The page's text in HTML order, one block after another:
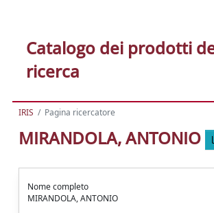
Catalogo dei prodotti
ricerca
IRIS Pagina ricercatore
MIRANDOLA, ANTONIO
Nome completo
MIRANDOLA, ANTONIO